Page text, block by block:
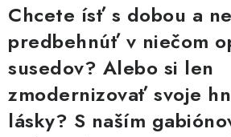
PLOTOVKY
PODHRABOVÉ DOSKY
PRVKY NAJVYŠŠEJ OCHRANY
Chcete ísť s dobou a
predbehnúť v niečom
susedov? Alebo si len
zmodernizovať svoje
lásky? S naším